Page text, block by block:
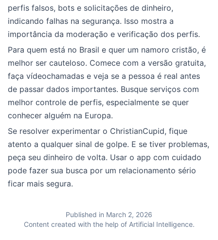
perfis falsos, bots e solicitações de dinheiro,
indicando falhas na segurança. Isso mostra a
importância da moderação e verificação dos perfis.
Para quem está no Brasil e quer um namoro cristão, é
melhor ser cauteloso. Comece com a versão gratuita,
faça vídeochamadas e veja se a pessoa é real antes
de passar dados importantes. Busque serviços com
melhor controle de perfis, especialmente se quer
conhecer alguém na Europa.
Se resolver experimentar o ChristianCupid, fique
atento a qualquer sinal de golpe. E se tiver problemas,
peça seu dinheiro de volta. Usar o app com cuidado
pode fazer sua busca por um relacionamento sério
ficar mais segura.
Published in March 2, 2026
Content created with the help of Artificial Intelligence.